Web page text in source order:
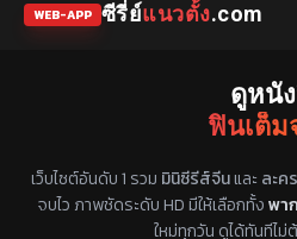
WEB-APP ซีรี่ย์แนวตั้ง.com
ดูหนั
ฟินเต็ม
แหล่งรวมซีรี่ย์จีนแนวตั้ง พากย์ไท
เว็บไซต์อันดับ 1 รวม มินิซีรีส์จีนและ ละค
จบไว ภาพชัดระดับ HD มีให้เลือกทั้งพา
ใหม่ทุกวัน ดูได้ทันทีไม่